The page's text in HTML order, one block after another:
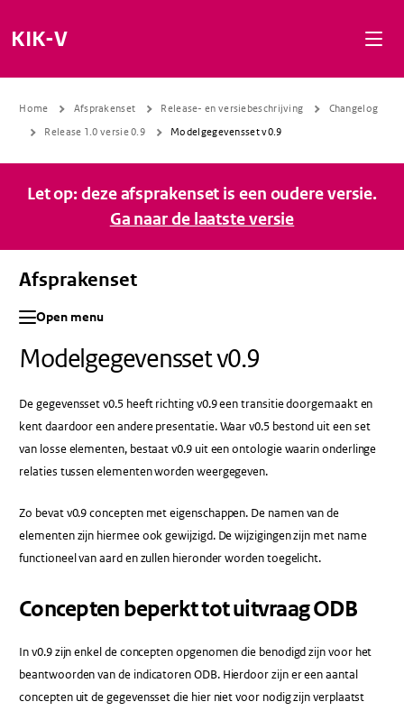
KIK-V
Home Afsprakenset Release- en versiebeschrijving
Changelog
Release 1.0 versie 0.9
Modelgegevensset v0.9
Let op: deze afsprakenset is een oudere versie.
Ga naar de laatste versie
Afsprakenset
Open menu
Modelgegevensset v0.9
De gegevensset v0.5 heeft richting v0.9 een transitie doorgemaakt en
kent daardoor een andere presentatie. Waar v0.5 bestond uit een set
van losse elementen, bestaat v0.9 uit een ontologie waarin onderlinge
relaties tussen elementen worden weergegeven.
Zo bevat v0.9 concepten met eigenschappen. De namen van de
elementen zijn hiermee ook gewijzigd. De wijzigingen zijn met name
functioneel van aard en zullen hieronder worden toegelicht.
Concepten beperkt tot uitvraag ODB
In v0.9 zijn enkel de concepten opgenomen die benodigd zijn voor het
beantwoorden van de indicatoren ODB. Hierdoor zijn er een aantal
concepten uit de gegevensset die hier niet voor nodig zijn verplaatst